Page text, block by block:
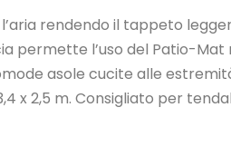
rendendo il tappeto
l’uso del Patio-Mat
asole cucite alle
2,5 m. Consigliato per